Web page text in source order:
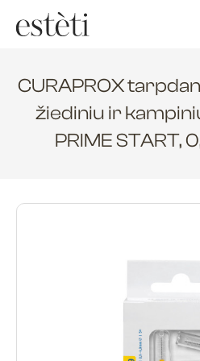
CURAPROX
žiediniu ir
PRIME START,